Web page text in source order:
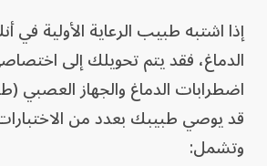
إذا اشتبه طبيب الرعاية الأولية
الدماغ، فقد يتم تحويلك إلى
اضطرابات الدماغ والجهاز
قد يوصي طبيبك بعدد من
وتشمل: